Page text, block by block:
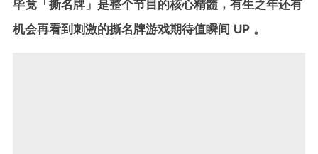
毕竟「撕名牌」是整个节目的核心精髓，有生之年还有
机会再看到刺激的撕名牌游戏期待值瞬间 UP 。